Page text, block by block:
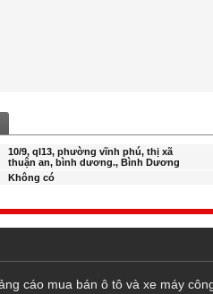
10/9, ql13, phường vĩnh phú, thị xã
thuận an, bình dương., Bình Dương
Không có
cáo mua bán ô tô và xe máy